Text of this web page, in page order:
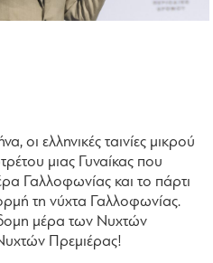
οι ελληνικές ταινίες μικρού
μιας Γυναίκας που
Γαλλοφωνίας και το πάρτι
τη νύχτα Γαλλοφωνίας.
μέρα των Νυχτών
Πρεμιέρας!